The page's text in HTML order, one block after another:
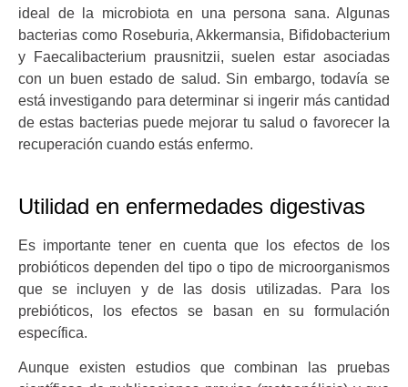
ideal de la microbiota en una persona sana. Algunas
bacterias como Roseburia, Akkermansia, Bifidobacterium
y Faecalibacterium prausnitzii, suelen estar asociadas
con un buen estado de salud. Sin embargo, todavía se
está investigando para determinar si ingerir más cantidad
de estas bacterias puede mejorar tu salud o favorecer la
recuperación cuando estás enfermo.
Utilidad en enfermedades digestivas
Es importante tener en cuenta que los efectos de los
probióticos dependen del tipo o tipo de microorganismos
que se incluyen y de las dosis utilizadas. Para los
prebióticos, los efectos se basan en su formulación
específica.
Aunque existen estudios que combinan las pruebas